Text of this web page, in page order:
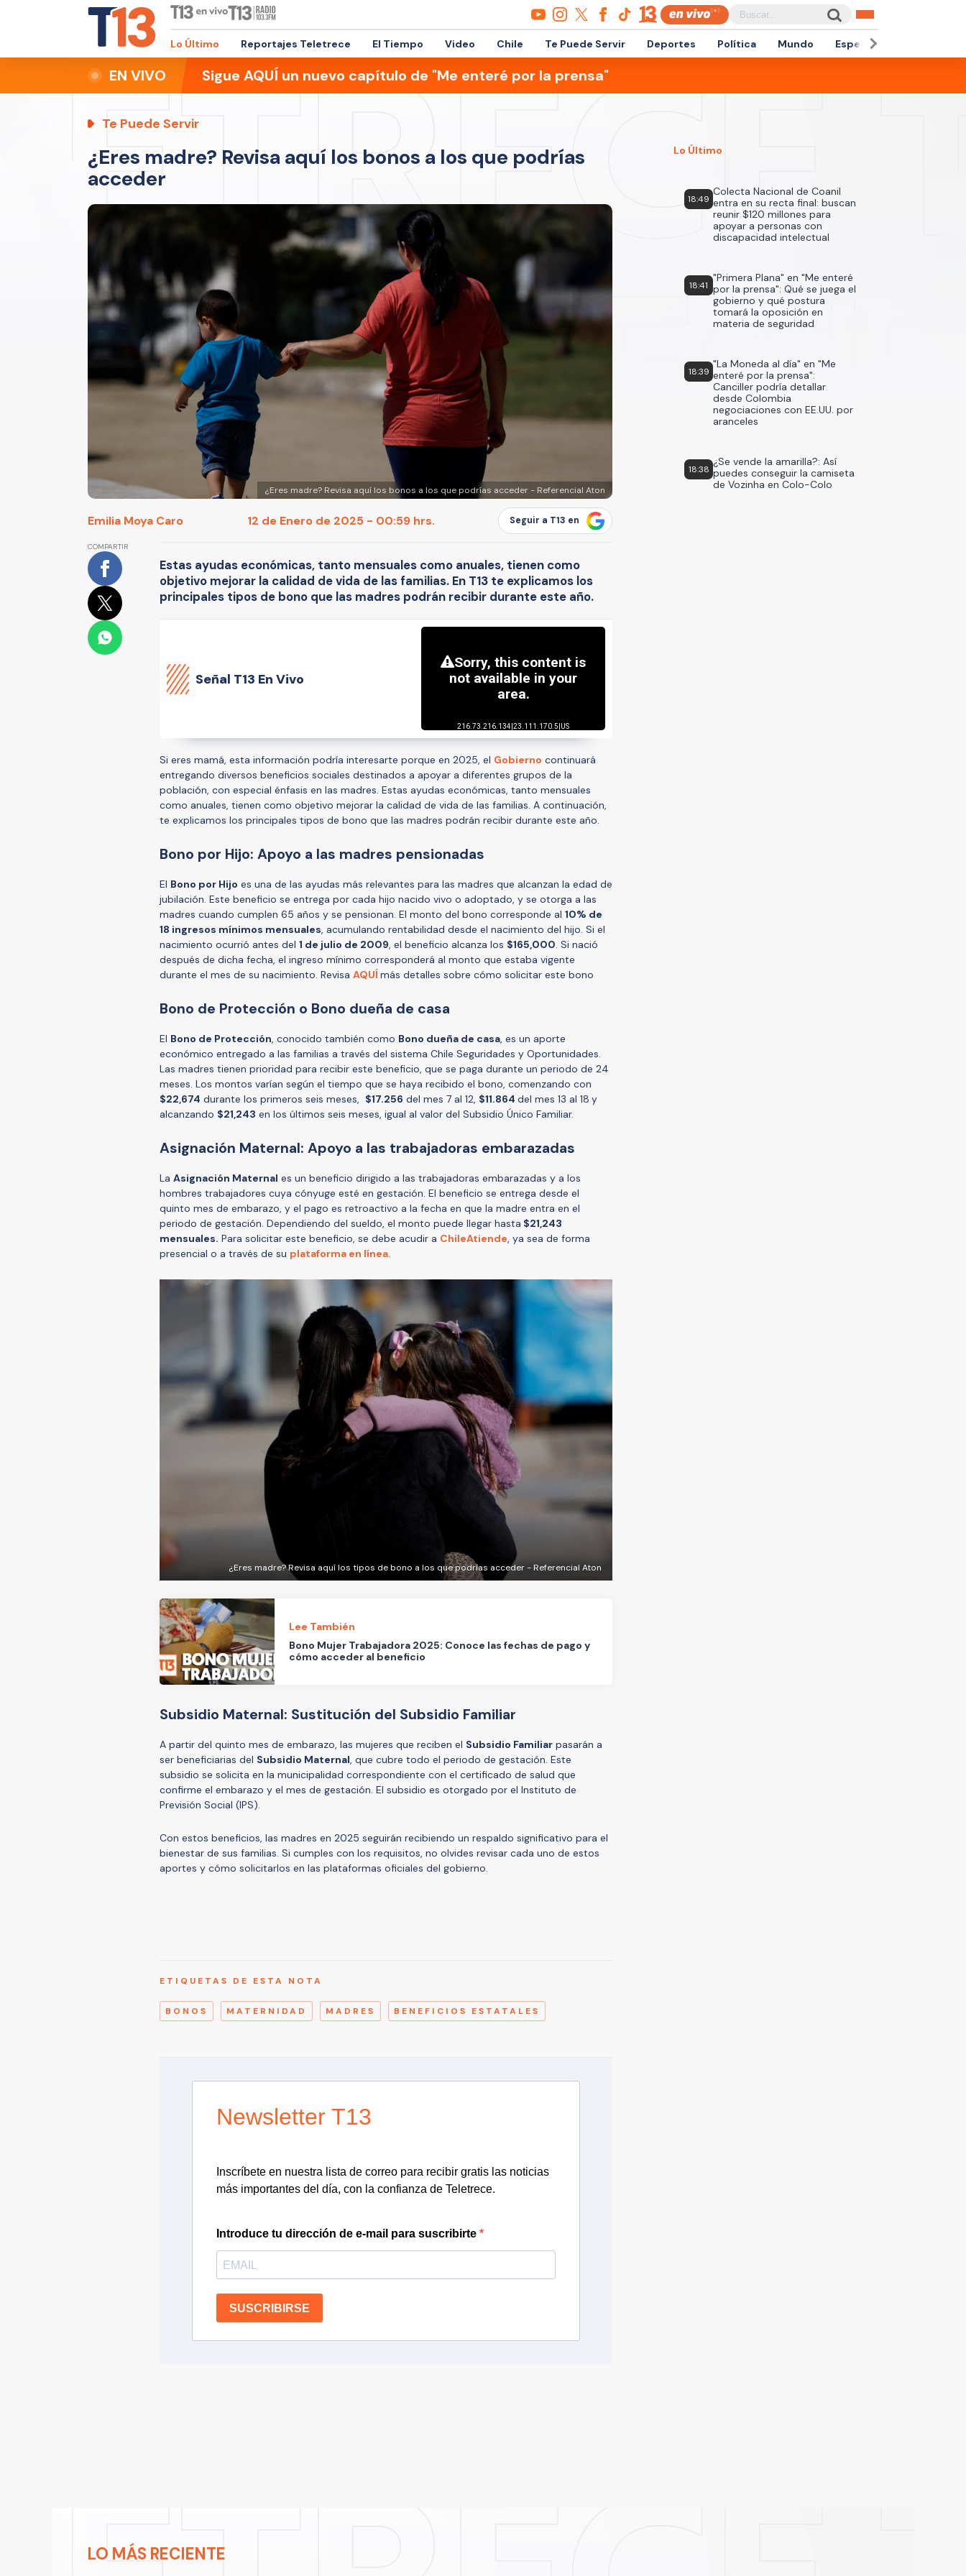
Lo Último Reportajes Teletrece El Tiempo Video Chile Te Puede Servir Deportes Política Mundo Espectáculos
EN VIVO Sigue AQUÍ un nuevo capítulo de "Me enteré por la prensa"
Te Puede Servir
¿Eres madre? Revisa aquí los bonos a los que podrías
acceder
¿Eres madre? Revisa aquí los bonos a los que podrías acceder - Referencial Aton
Emilia Moya Caro 12 de Enero de 2025 - 00:59 hrs. Seguir a T13 en
COMPARTIR
Estas ayudas económicas, tanto mensuales como anuales, tienen como
objetivo mejorar la calidad de vida de las familias. En T13 te explicamos los
principales tipos de bono que las madres podrán recibir durante este año.
Señal T13 En Vivo
Si eres mamá, esta información podría interesarte porque en 2025, el Gobierno continuará
entregando diversos beneficios sociales destinados a apoyar a diferentes grupos de la
población, con especial énfasis en las madres. Estas ayudas económicas, tanto mensuales
como anuales, tienen como objetivo mejorar la calidad de vida de las familias. A continuación,
te explicamos los principales tipos de bono que las madres podrán recibir durante este año.
Bono por Hijo: Apoyo a las madres pensionadas
El Bono por Hijo es una de las ayudas más relevantes para las madres que alcanzan la edad de
jubilación. Este beneficio se entrega por cada hijo nacido vivo o adoptado, y se otorga a las
madres cuando cumplen 65 años y se pensionan. El monto del bono corresponde al 10% de
18 ingresos mínimos mensuales, acumulando rentabilidad desde el nacimiento del hijo. Si el
nacimiento ocurrió antes del 1 de julio de 2009, el beneficio alcanza los $165,000. Si nació
después de dicha fecha, el ingreso mínimo corresponderá al monto que estaba vigente
durante el mes de su nacimiento. Revisa AQUÍ más detalles sobre cómo solicitar este bono
Bono de Protección o Bono dueña de casa
El Bono de Protección, conocido también como Bono dueña de casa, es un aporte
económico entregado a las familias a través del sistema Chile Seguridades y Oportunidades.
Las madres tienen prioridad para recibir este beneficio, que se paga durante un periodo de 24
meses. Los montos varían según el tiempo que se haya recibido el bono, comenzando con
$22,674 durante los primeros seis meses, $17.256 del mes 7 al 12, $11.864 del mes 13 al 18 y
alcanzando $21,243 en los últimos seis meses, igual al valor del Subsidio Único Familiar.
Asignación Maternal: Apoyo a las trabajadoras embarazadas
La Asignación Maternal es un beneficio dirigido a las trabajadoras embarazadas y a los
hombres trabajadores cuya cónyuge esté en gestación. El beneficio se entrega desde el
quinto mes de embarazo, y el pago es retroactivo a la fecha en que la madre entra en el
periodo de gestación. Dependiendo del sueldo, el monto puede llegar hasta $21,243
mensuales. Para solicitar este beneficio, se debe acudir a ChileAtiende, ya sea de forma
presencial o a través de su plataforma en línea.
¿Eres madre? Revisa aquí los tipos de bono a los que podrías acceder - Referencial Aton
Lee También
Bono Mujer Trabajadora 2025: Conoce las fechas de pago y
cómo acceder al beneficio
Subsidio Maternal: Sustitución del Subsidio Familiar
A partir del quinto mes de embarazo, las mujeres que reciben el Subsidio Familiar pasarán a
ser beneficiarias del Subsidio Maternal, que cubre todo el periodo de gestación. Este
subsidio se solicita en la municipalidad correspondiente con el certificado de salud que
confirme el embarazo y el mes de gestación. El subsidio es otorgado por el Instituto de
Previsión Social (IPS).
Con estos beneficios, las madres en 2025 seguirán recibiendo un respaldo significativo para el
bienestar de sus familias. Si cumples con los requisitos, no olvides revisar cada uno de estos
aportes y cómo solicitarlos en las plataformas oficiales del gobierno.
ETIQUETAS DE ESTA NOTA
BONOS MATERNIDAD MADRES BENEFICIOS ESTATALES
Newsletter T13
Inscríbete en nuestra lista de correo para recibir gratis las noticias
más importantes del día, con la confianza de Teletrece.
Introduce tu dirección de e-mail para suscribirte
SUSCRIBIRSE
Lo Último
18:49
Colecta Nacional de Coanil
entra en su recta final: buscan
reunir $120 millones para
apoyar a personas con
discapacidad intelectual
18:41
"Primera Plana" en "Me enteré
por la prensa": Qué se juega el
gobierno y qué postura
tomará la oposición en
materia de seguridad
18:39
"La Moneda al día" en "Me
enteré por la prensa":
Canciller podría detallar
desde Colombia
negociaciones con EE.UU. por
aranceles
18:38
¿Se vende la amarilla?: Así
puedes conseguir la camiseta
de Vozinha en Colo-Colo
LO MÁS RECIENTE